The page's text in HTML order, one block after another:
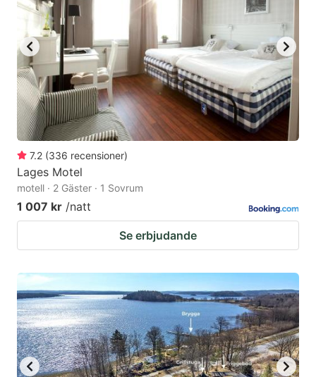
7.2 (336 recensioner)
Lages Motel
motell · 2 Gäster · 1 Sovrum
1 007 kr /natt
Se erbjudande